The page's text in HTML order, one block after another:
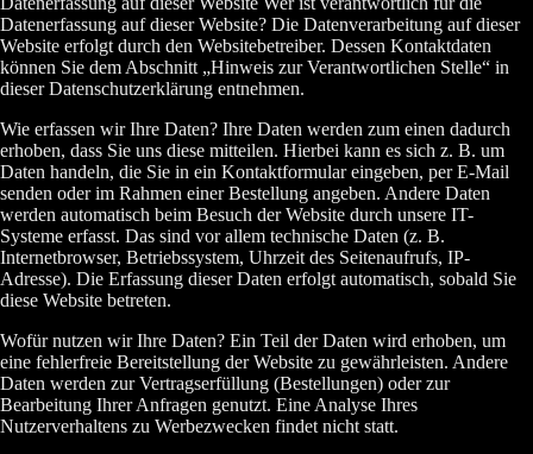
Datenerfassung auf dieser Website? Die Datenverarbeitung auf dieser
Website erfolgt durch den Websitebetreiber. Dessen Kontaktdaten
können Sie dem Abschnitt „Hinweis zur Verantwortlichen Stelle“ in
dieser Datenschutzerklärung entnehmen.
Wie erfassen wir Ihre Daten? Ihre Daten werden zum einen dadurch
erhoben, dass Sie uns diese mitteilen. Hierbei kann es sich z. B. um
Daten handeln, die Sie in ein Kontaktformular eingeben, per E-Mail
senden oder im Rahmen einer Bestellung angeben. Andere Daten
werden automatisch beim Besuch der Website durch unsere IT-
Systeme erfasst. Das sind vor allem technische Daten (z. B.
Internetbrowser, Betriebssystem, Uhrzeit des Seitenaufrufs, IP-
Adresse). Die Erfassung dieser Daten erfolgt automatisch, sobald Sie
diese Website betreten.
Wofür nutzen wir Ihre Daten? Ein Teil der Daten wird erhoben, um
eine fehlerfreie Bereitstellung der Website zu gewährleisten. Andere
Daten werden zur Vertragserfüllung (Bestellungen) oder zur
Bearbeitung Ihrer Anfragen genutzt. Eine Analyse Ihres
Nutzerverhaltens zu Werbezwecken findet nicht statt.